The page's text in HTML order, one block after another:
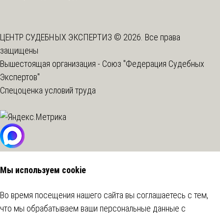
ЦЕНТР СУДЕБНЫХ ЭКСПЕРТИЗ © 2026. Все права
защищены
Вышестоящая организация - Союз "Федерация Судебных
Экспертов"
Спецоценка условий труда
Мы используем cookie
Во время посещения нашего сайта вы соглашаетесь с тем,
что мы обрабатываем ваши персональные данные с